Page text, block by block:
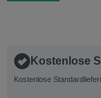
Kostenlose
Kostenlose